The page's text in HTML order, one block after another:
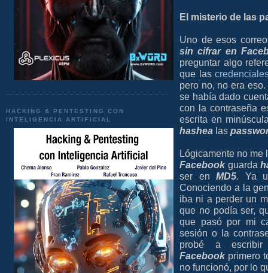
HACKING & PENTESTING CON
INTELIGENCIA ARTIFICIAL
El misterio de las
Uno de esos
sin cifrar en
preguntar algo
que las
pero no, no era
se había dado
con la contraseña
escrita en
hashea las
Lógicamente no me
Facebookguarda
ser enMD5. Ya
Conociendo a la
iba ni a perder un
que no podía ser,
que pasó por mi
sesión o la
probé a
Facebookprimero
no funcionó, por lo